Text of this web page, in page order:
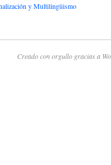
y Multilingüismo
Creado con orgullo gracias a